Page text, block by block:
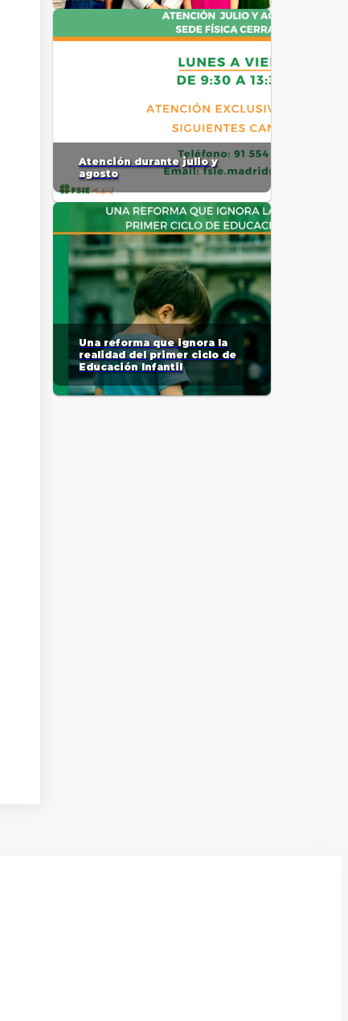
Atención durante julio y
agosto
Una reforma que ignora la
realidad del primer ciclo de
Educación Infantil